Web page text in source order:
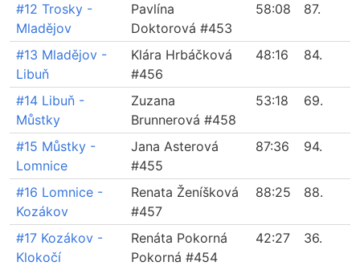
#12 Trosky -
Mladějov
Pavlína
Doktorová #453
58:08 87.
#13 Mladějov -
Libuň
Klára Hrbáčková
#456
48:16 84.
#14 Libuň -
Můstky
Zuzana
Brunnerová #458
53:18 69.
#15 Můstky -
Lomnice
Jana Asterová
#455
87:36 94.
#16 Lomnice -
Kozákov
Renata Ženíšková
#457
88:25 88.
#17 Kozákov -
Klokočí
Renáta Pokorná
Pokorná #454
42:27 36.